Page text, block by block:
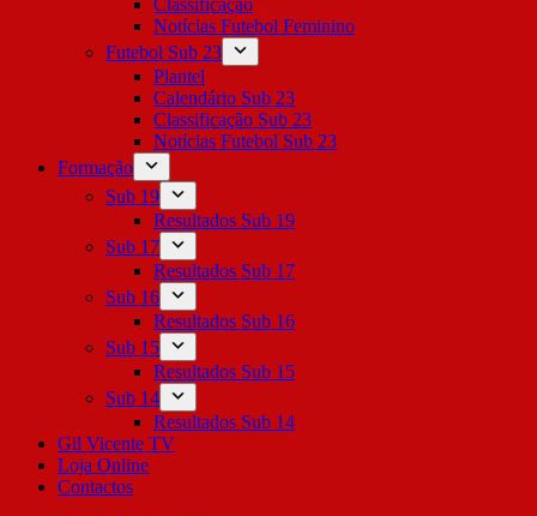
Classificação
Notícias Futebol Feminino
Futebol Sub 23
Plantel
Calendário Sub 23
Classificação Sub 23
Notícias Futebol Sub 23
Formação
Sub 19
Resultados Sub 19
Sub 17
Resultados Sub 17
Sub 16
Resultados Sub 16
Sub 15
Resultados Sub 15
Sub 14
Resultados Sub 14
Gil Vicente TV
Loja Online
Contactos